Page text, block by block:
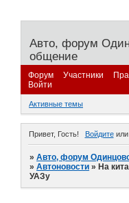
Авто, форум
общение
Форум Участники
Войти
Активные темы
Привет, Гость! Войдитеили
»Авто, форум
»Автоновости »На
УАЗу